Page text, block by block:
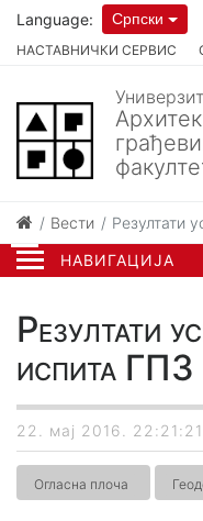
НАВИГАЦИЈА
НАСТАВНИЧКИ СЕРВИС
Language: Српски
Вести Резултати
Резултати
испита ГП3
22. мај 2016. 22:21:21
Огласна плоча